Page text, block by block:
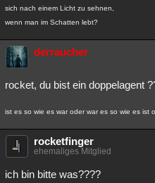
sich nach einem Licht zu sehnen,
wenn man im Schatten lebt?
derraucher
rocket, du bist ein doppelagent
ist es so wie es war oder war es so wie es ist
rocketfinger
ehemaliges Mitglied
ich bin bitte was????